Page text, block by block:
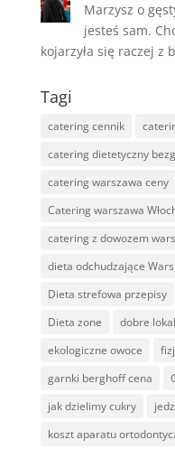
Marzysz o
jesteś sam.
kojarzyła się raczej z
Tagi
catering cennik
catering dietetyczny
catering warszawa ceny
Catering warszawa
catering z dowozem
dieta odchudzające
Dieta strefowa przepisy
Dieta zone
dobre
ekologiczne owoce
garnki berghoff cena
jak dzielimy cukry
koszt aparatu